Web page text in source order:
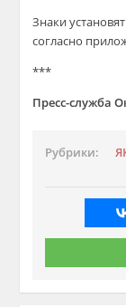
Знаки
согласно
***
Пресс-служба
Рубрики: